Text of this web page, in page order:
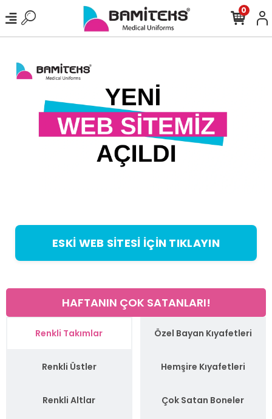
0
ESKİ WEB SİTESİ İÇİN TIKLAYIN
HAFTANIN ÇOK SATANLARI!
Renkli Takımlar
Renkli Üstler
Renkli Altlar
Özel Bayan Kıyafetleri
Hemşire Kıyafetleri
Çok Satan Boneler